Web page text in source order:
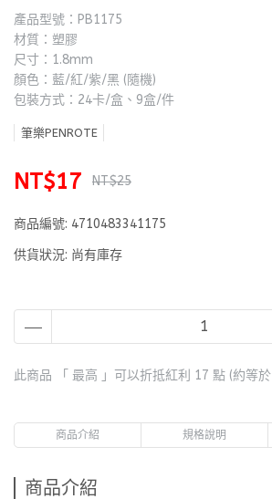
產品型號：PB1175
材質：塑膠
尺寸：1.8mm
顏色：藍/紅/紫/黑 (隨機)
包裝方式：24卡/盒、9盒/件
筆樂PENROTE
NT$17 NT$25
商品編號: 4710483341175
供貨狀況: 尚有庫存
此商品 「 最高 」可以折抵紅利 17 點 (約等於
商品介紹 規格說明
商品介紹